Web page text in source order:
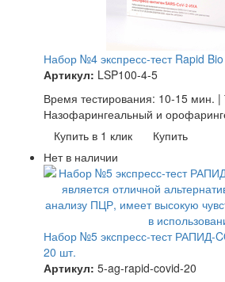
Набор №4 экспресс-тест Rapid
Артикул: LSP100-4-5
Время тестирования: 10-15 мин. |
Назофарингеальный и
Купить в 1 клик
Купить
Нет в наличии
Набор №5 экспресс-тест РАПИД-
20 шт.
Артикул: 5-ag-rapid-covid-20